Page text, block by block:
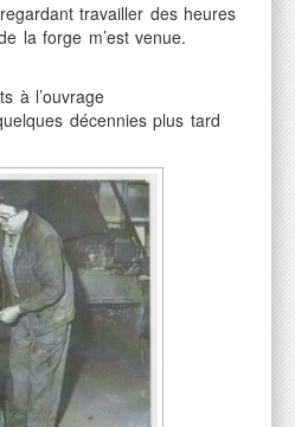
travailler des heures
la forge m’est venue.
à l’ouvrage
plus tard